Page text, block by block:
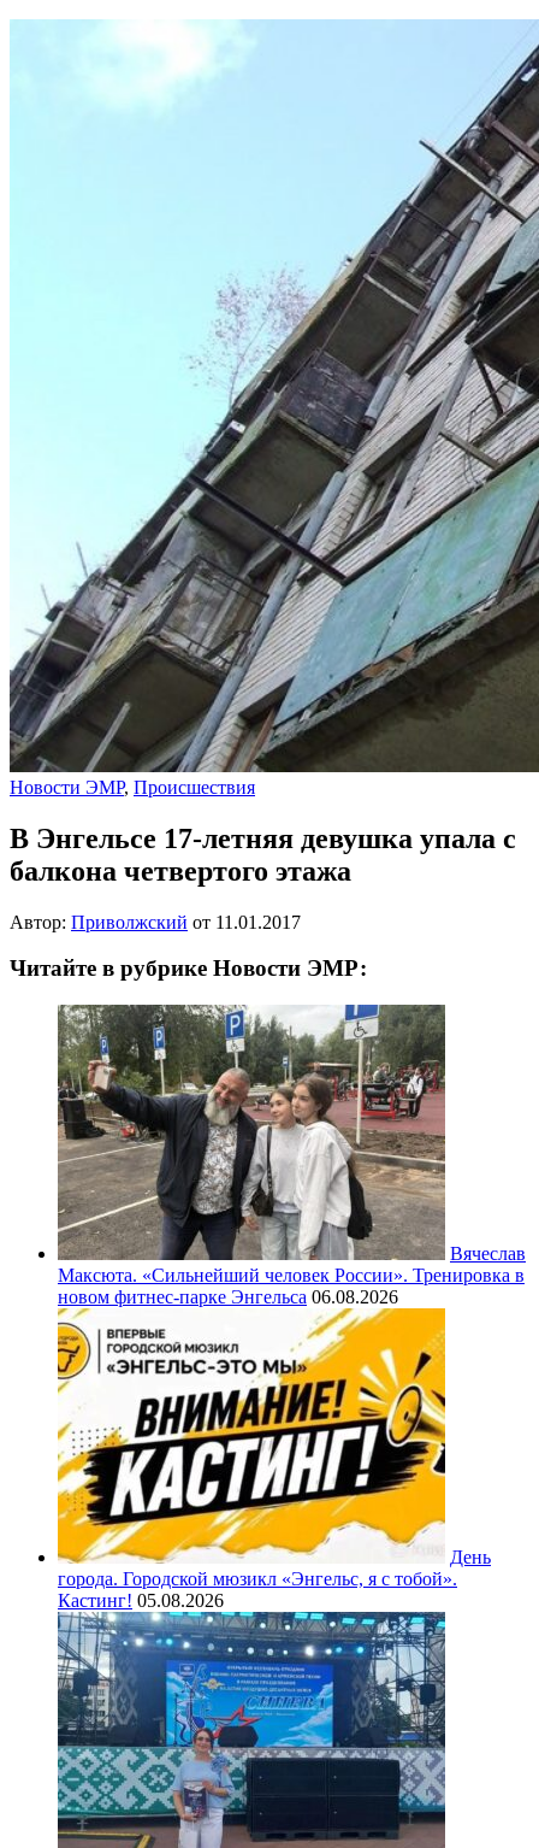
Новости ЭМР, Происшествия
В Энгельсе 17-летняя девушка упала с
балкона четвертого этажа
Автор: Приволжский от 11.01.2017
Читайте в рубрике Новости ЭМР:
Вячеслав
Максюта. «Сильнейший человек России». Тренировка в
новом фитнес-парке Энгельса 06.08.2026
День
города. Городской мюзикл «Энгельс, я с тобой».
Кастинг! 05.08.2026